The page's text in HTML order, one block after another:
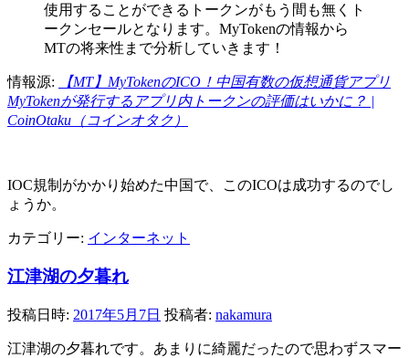
使用することができるトークンがもう間も無くト
ークンセールとなります。MyTokenの情報から
MTの将来性まで分析していきます！
情報源:
【MT】MyTokenのICO！中国有数の仮想通貨アプリ
MyTokenが発行するアプリ内トークンの評価はいかに？ |
CoinOtaku（コインオタク）
IOC規制がかかり始めた中国で、このICOは成功するのでし
ょうか。
カテゴリー: インターネット
江津湖の夕暮れ
投稿日時: 2017年5月7日 投稿者: nakamura
江津湖の夕暮れです。あまりに綺麗だったので思わずスマー